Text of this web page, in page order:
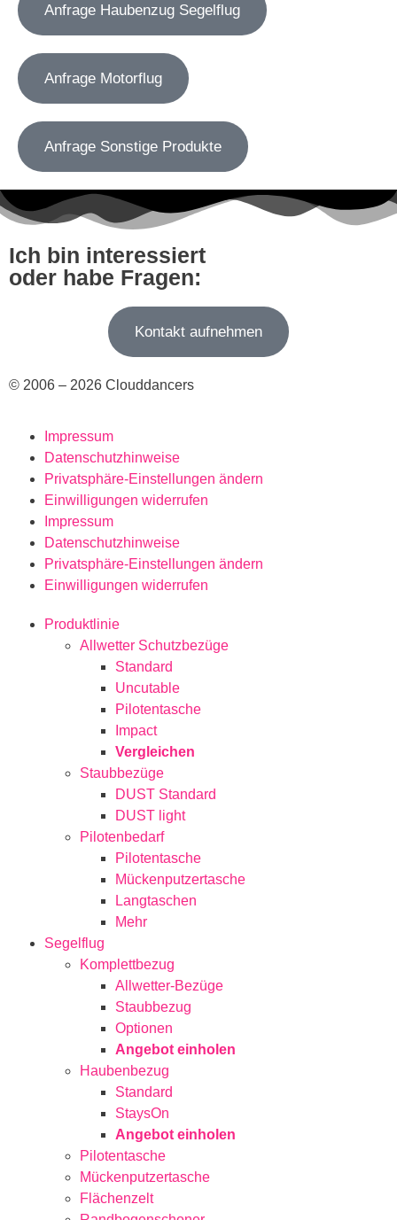
Anfrage Haubenzug Segelflug
Anfrage Motorflug
Anfrage Sonstige Produkte
Ich bin interessiert
oder habe Fragen:
Kontakt aufnehmen
© 2006 – 2026 Clouddancers
Impressum
Datenschutzhinweise
Privatsphäre-Einstellungen ändern
Einwilligungen widerrufen
Impressum
Datenschutzhinweise
Privatsphäre-Einstellungen ändern
Einwilligungen widerrufen
Produktlinie
Allwetter Schutzbezüge
Standard
Uncutable
Pilotentasche
Impact
Vergleichen
Staubbezüge
DUST Standard
DUST light
Pilotenbedarf
Pilotentasche
Mückenputzertasche
Langtaschen
Mehr
Segelflug
Komplettbezug
Allwetter-Bezüge
Staubbezug
Optionen
Angebot einholen
Haubenbezug
Standard
StaysOn
Angebot einholen
Pilotentasche
Mückenputzertasche
Flächenzelt